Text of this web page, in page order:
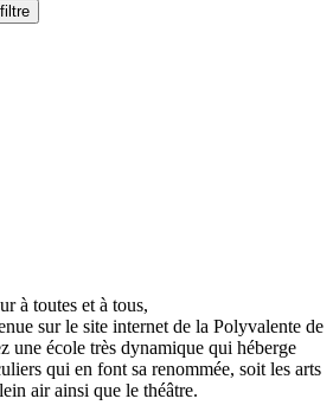
à toutes et à tous,
sur le site internet de la Polyvalente de
une école très dynamique qui héberge
qui en font sa renommée, soit les arts
air ainsi que le théâtre.